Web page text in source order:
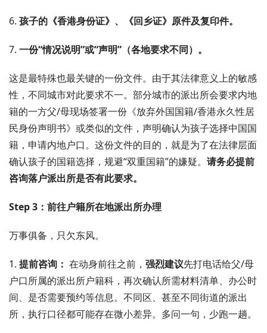
6. 孩子的《香港身份证》、《回乡证》原件及复印件。
7. 一份“情况说明”或“声明”（各地要求不同）。
这是最特殊也最关键的一份文件。由于其法律意义上的敏感
性，不同城市对此要求不一。部分城市的派出所会要求内地
籍的一方父/母现场签署一份《放弃外国国籍/香港永久性居
民身份声明书》或类似的文件，声明确认为孩子选择中国国
籍，申请内地户口。这份文件的目的，就是为了在法律层面
确认孩子的国籍选择，规避“双重国籍”的嫌疑。 请务必提前
咨询落户派出所是否有此要求。
Step 3：前往户籍所在地派出所办理
万事俱备，只欠东风。
1. 提前咨询： 在动身前往之前， 强烈建议先打电话给父/母
户口所属的派出所户籍科，再次确认所需材料清单、办公时
间、是否需要预约等信息。不同区、甚至不同街道的派出
所，执行口径都可能存在微小差异。多问一句，少跑一趟。